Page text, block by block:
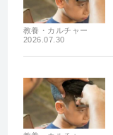
教養・カルチャー
2026.07.30